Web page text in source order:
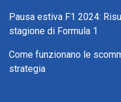
Pausa estiva F1 2024:
stagione di Formula 1
Come funzionano le
strategia